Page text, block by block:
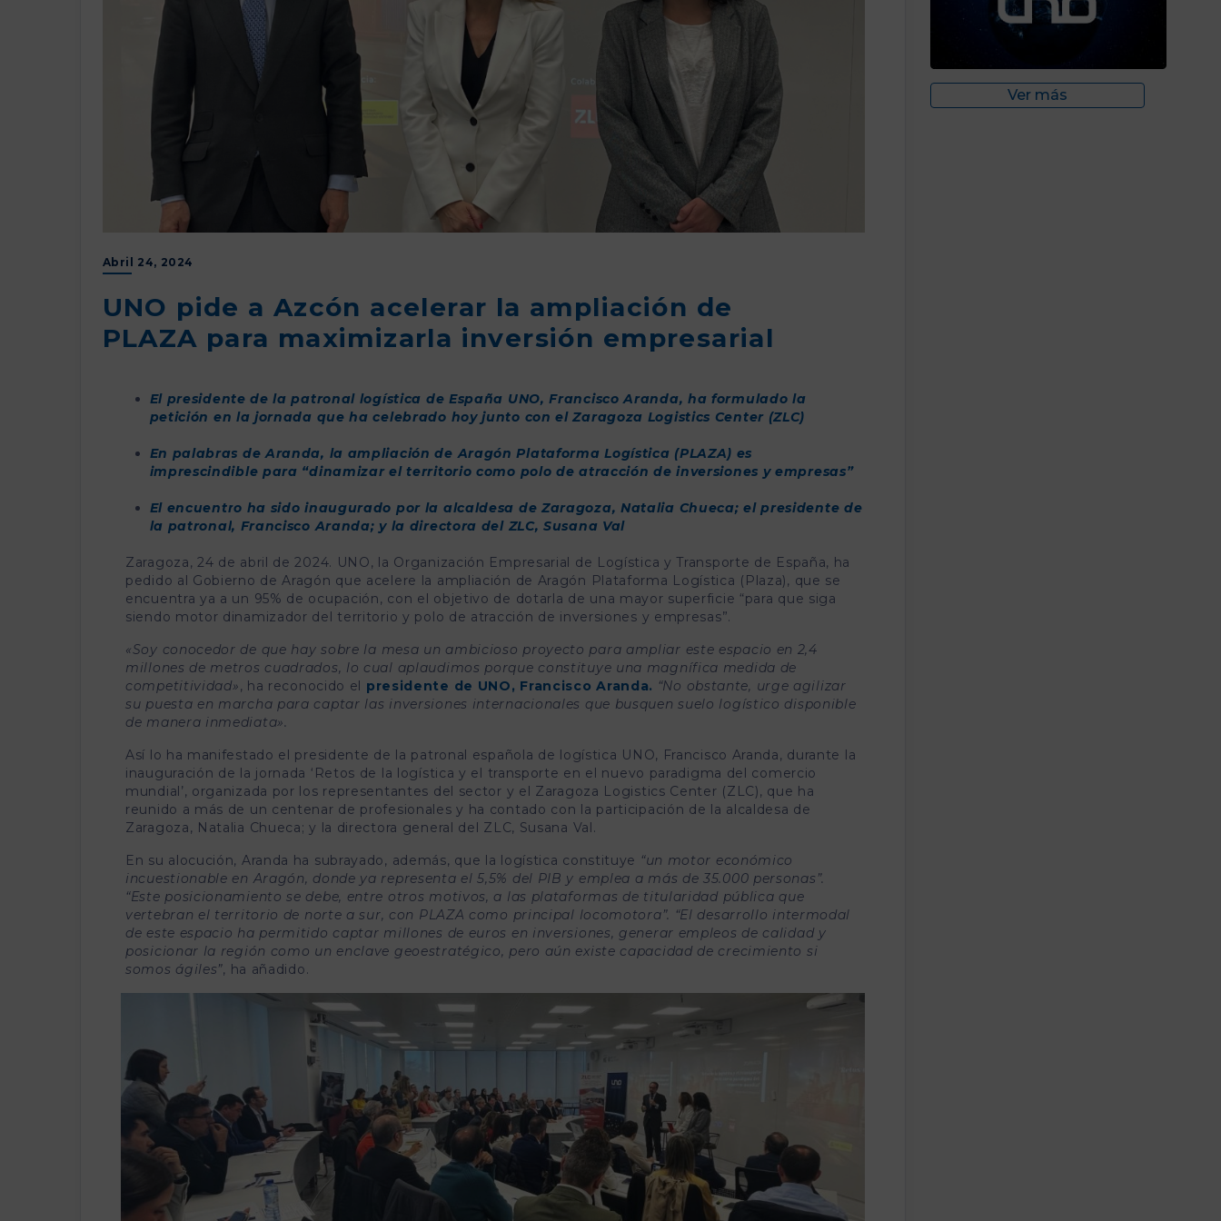
Abril 24, 2024
UNO pide a Azcón acelerar la ampliación de
PLAZA para maximizarla inversión empresarial
El presidente de la patronal logística de España UNO, Francisco Aranda, ha formulado la
petición en la jornada que ha celebrado hoy junto con el Zaragoza Logistics Center (ZLC)
En palabras de Aranda, la ampliación de Aragón Plataforma Logística (PLAZA) es
imprescindible para “dinamizar el territorio como polo de atracción de inversiones y empresas”
El encuentro ha sido inaugurado por la alcaldesa de Zaragoza, Natalia Chueca; el presidente de
la patronal, Francisco Aranda; y la directora del ZLC, Susana Val
Zaragoza, 24 de abril de 2024. UNO, la Organización Empresarial de Logística y Transporte de España, ha
pedido al Gobierno de Aragón que acelere la ampliación de Aragón Plataforma Logística (Plaza), que se
encuentra ya a un 95% de ocupación, con el objetivo de dotarla de una mayor superficie “para que siga
siendo motor dinamizador del territorio y polo de atracción de inversiones y empresas”.
«Soy conocedor de que hay sobre la mesa un ambicioso proyecto para ampliar este espacio en 2,4
millones de metros cuadrados, lo cual aplaudimos porque constituye una magnífica medida de
competitividad», ha reconocido el presidente de UNO, Francisco Aranda. “No obstante, urge agilizar
su puesta en marcha para captar las inversiones internacionales que busquen suelo logístico disponible
de manera inmediata».
Así lo ha manifestado el presidente de la patronal española de logística UNO, Francisco Aranda, durante la
inauguración de la jornada ‘Retos de la logística y el transporte en el nuevo paradigma del comercio
mundial’, organizada por los representantes del sector y el Zaragoza Logistics Center (ZLC), que ha
reunido a más de un centenar de profesionales y ha contado con la participación de la alcaldesa de
Zaragoza, Natalia Chueca; y la directora general del ZLC, Susana Val.
En su alocución, Aranda ha subrayado, además, que la logística constituye “un motor económico
incuestionable en Aragón, donde ya representa el 5,5% del PIB y emplea a más de 35.000 personas”.
“Este posicionamiento se debe, entre otros motivos, a las plataformas de titularidad pública que
vertebran el territorio de norte a sur, con PLAZA como principal locomotora”. “El desarrollo intermodal
de este espacio ha permitido captar millones de euros en inversiones, generar empleos de calidad y
posicionar la región como un enclave geoestratégico, pero aún existe capacidad de crecimiento si
somos ágiles”, ha añadido.
Ver más